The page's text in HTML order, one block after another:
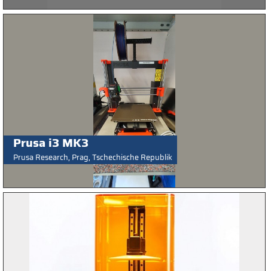
Prusa i3 MK3
Prusa Research, Prag, Tschechische Republik